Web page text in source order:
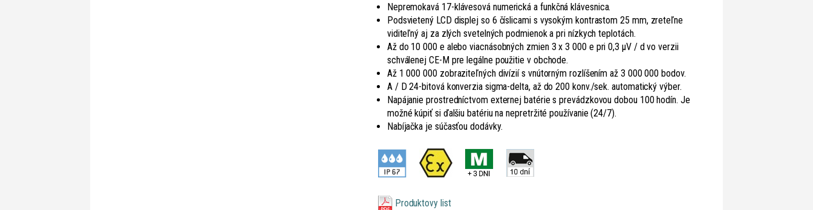
Nepremokavá 17-klávesová numerická a funkčná klávesnica.
Podsvietený LCD displej so 6 číslicami s vysokým kontrastom 25 mm, zreteľne
viditeľný aj za zlých svetelných podmienok a pri nízkych teplotách.
Až do 10 000 e alebo viacnásobných zmien 3 x 3 000 e pri 0,3 µV / d vo verzii
schválenej CE-M pre legálne použitie v obchode.
Až 1 000 000 zobraziteľných divízií s vnútorným rozlíšením až 3 000 000 bodov.
A / D 24-bitová konverzia sigma-delta, až do 200 konv./sek. automatický výber.
Napájanie prostredníctvom externej batérie s prevádzkovou dobou 100 hodín. Je
možné kúpiť si ďalšiu batériu na nepretržité používanie (24/7).
Nabíjačka je súčasťou dodávky.
Produktovy list